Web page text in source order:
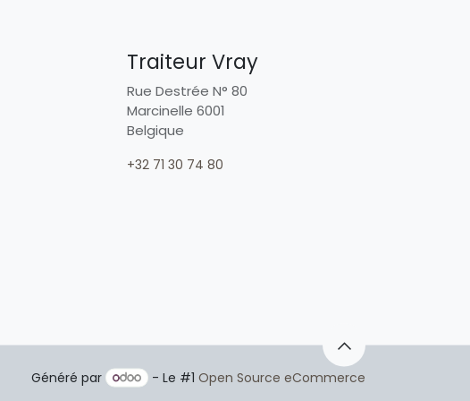
Traiteur Vray
Rue Destrée N° 80
Marcinelle 6001
Belgique
+32 71 30 74 80
Généré par - Le #1 Open Source eCommerce